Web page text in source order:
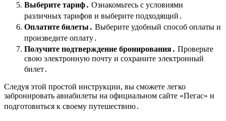
Выберите тариф․ Ознакомьтесь с условиями
различных тарифов и выберите подходящий․
Оплатите билеты․ Выберите удобный способ оплаты и
произведите оплату․
Получите подтверждение бронирования․ Проверьте
свою электронную почту и сохраните электронный
билет․
Следуя этой простой инструкции, вы сможете легко
забронировать авиабилеты на официальном сайте «Пегас» и
подготовиться к своему путешествию․